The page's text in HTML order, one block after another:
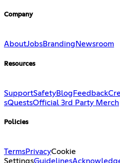
Company
AboutJobsBranding Newsroom
Resources
SupportSafetyBlog Feedback
sQuestsOfficial 3rd Party Merch
Policies
TermsPrivacyCookie
SettingsGuidelines